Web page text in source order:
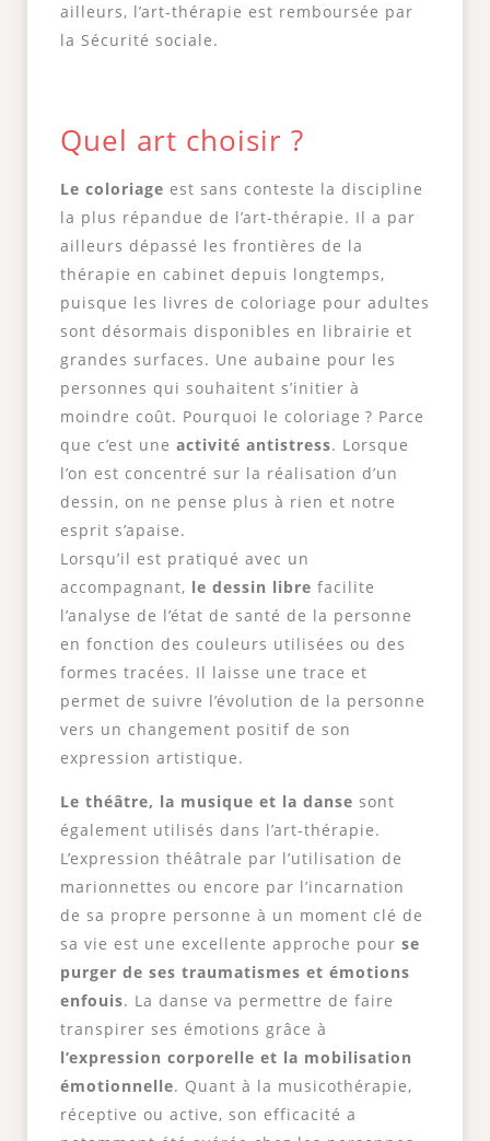
ailleurs, l’art-thérapie est remboursée par
la Sécurité sociale.
Quel art choisir ?
Le coloriage est sans conteste la discipline
la plus répandue de l’art-thérapie. Il a par
ailleurs dépassé les frontières de la
thérapie en cabinet depuis longtemps,
puisque les livres de coloriage pour adultes
sont désormais disponibles en librairie et
grandes surfaces. Une aubaine pour les
personnes qui souhaitent s’initier à
moindre coût. Pourquoi le coloriage ? Parce
que c’est une activité antistress. Lorsque
l’on est concentré sur la réalisation d’un
dessin, on ne pense plus à rien et notre
esprit s’apaise.
Lorsqu’il est pratiqué avec un
accompagnant, le dessin libre facilite
l’analyse de l’état de santé de la personne
en fonction des couleurs utilisées ou des
formes tracées. Il laisse une trace et
permet de suivre l’évolution de la personne
vers un changement positif de son
expression artistique.
Le théâtre, la musique et la danse sont
également utilisés dans l’art-thérapie.
L’expression théâtrale par l’utilisation de
marionnettes ou encore par l’incarnation
de sa propre personne à un moment clé de
sa vie est une excellente approche pour se
purger de ses traumatismes et émotions
enfouis. La danse va permettre de faire
transpirer ses émotions grâce à
l’expression corporelle et la mobilisation
émotionnelle. Quant à la musicothérapie,
réceptive ou active, son efficacité a